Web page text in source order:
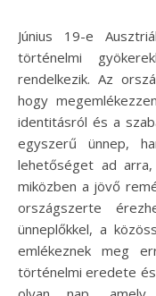
Június 19-e Ausztriában különleges nap, amely mély
történelmi
rendelkezik. Az
hogy
identitásról és a
egyszerű ünnep,
lehetőséget ad
miközben a jövő
országszerte
ünneplőkkel, a
emlékeznek meg
történelmi eredete és